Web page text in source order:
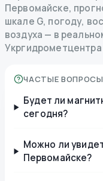
Первомайске,
шкале G, погоду,
воздуха — в
ЧАСТЫЕ ВОПРОСЫ
Будет ли
сегодня?
Можно ли
Первомайске?